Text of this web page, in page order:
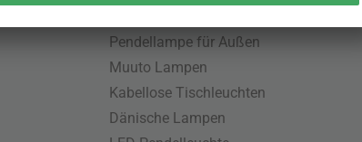
Pendellampe für Außen
Muuto Lampen
Kabellose Tischleuchten
Dänische Lampen